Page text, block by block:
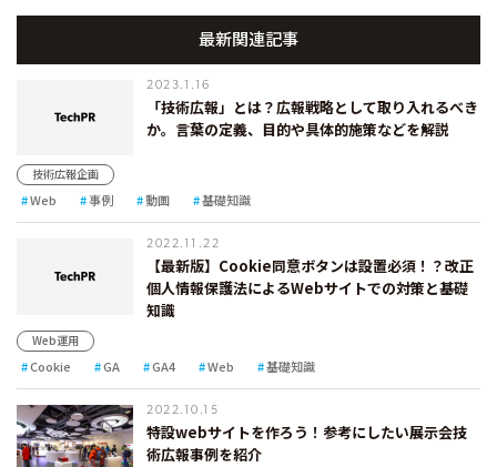
最新関連記事
2023.1.16
「技術広報」とは？広報戦略として取り入れるべき
か。言葉の定義、目的や具体的施策などを解説
技術広報企画
Web 事例 動画 基礎知識
2022.11.22
【最新版】Cookie同意ボタンは設置必須！？改正
個人情報保護法によるWebサイトでの対策と基礎
知識
Web運用
Cookie GA GA4 Web 基礎知識
2022.10.15
特設webサイトを作ろう！参考にしたい展示会技
術広報事例を紹介